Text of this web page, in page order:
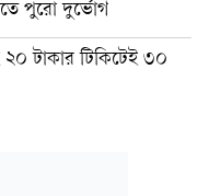
পুরো দুর্ভোগ
টাকার টিকিটেই ৩০